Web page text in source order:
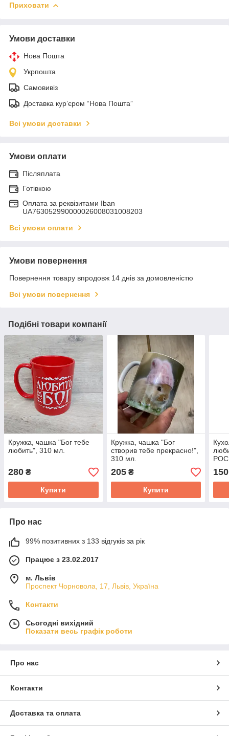
Приховати
Умови доставки
Нова Пошта
Укрпошта
Самовивіз
Доставка кур’єром “Нова Пошта”
Всі умови доставки
Умови оплати
Післяплата
Готівкою
Оплата за реквізитами Iban
UA763052990000026008031008203
Всі умови оплати
Умови повернення
Повернення товару впродовж 14 днів за домовленістю
Всі умови повернення
Подібні товари компанії
Кружка, чашка "Бог тебе
любить", 310 мл.
280 ₴
Купити
Кружка, чашка "Бог
створив тебе прекрасно!",
310 мл.
205₴
Купити
150
Про нас
99% позитивних з 133 відгуків за рік
Працює з 23.02.2017
м. Львів
Проспект Чорновола, 17, Львів, Україна
Контакти
Сьогодні вихідний
Показати весь графік роботи
Про нас
Контакти
Доставка та оплата